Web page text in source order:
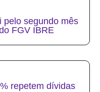
pelo segundo mês
FGV IBRE
repetem dívidas